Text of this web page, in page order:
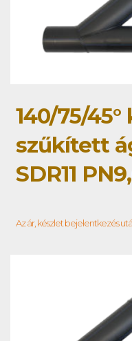
140/75/
szűkített
SDR11
Az ár, készlet bejelentkezés